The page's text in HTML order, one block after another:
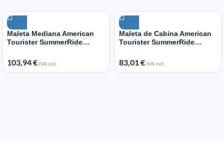
Maleta Mediana American
Tourister SummerRide
4 Ruedas/ Azul Marino
103,94€ IVA incl.
Maleta de Cabina American
Tourister SummerRide
4 Ruedas/ Azul Marino
83,01€ IVA incl.